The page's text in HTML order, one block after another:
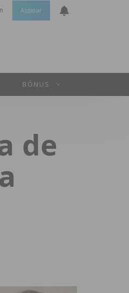
SESSÃO
senha?
Assinar
BÓNUS
de